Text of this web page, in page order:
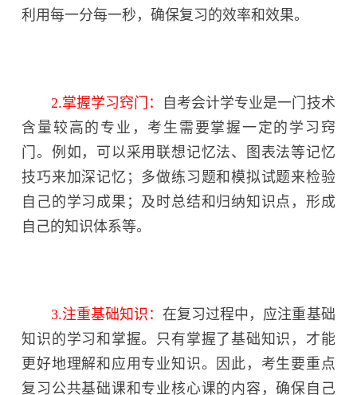
利用每一分每一秒，确保复习的效率和效果。
2.掌握学习窍门：
自考会计学专业是一门技术
含量较高的专业，考生需要掌握一定的学习窍
门。例如，可以采用联想记忆法、图表法等记忆
技巧来加深记忆；多做练习题和模拟试题来检验
自己的学习成果；及时总结和归纳知识点，形成
自己的知识体系等。
3.注重基础知识： 在复习过程中，应注重基础
知识的学习和掌握。只有掌握了基础知识，才能
更好地理解和应用专业知识。因此，考生要重点
复习公共基础课和专业核心课的内容，确保自己